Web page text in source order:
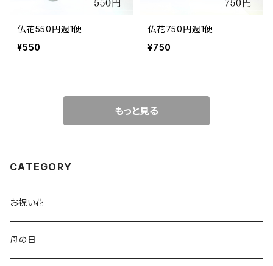
仏花550円週1便
¥550
仏花750円週1便
¥750
もっと見る
CATEGORY
お祝い花
母の日